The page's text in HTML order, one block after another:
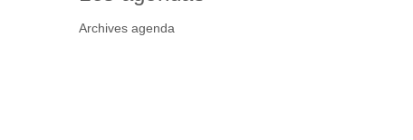
Archives agenda